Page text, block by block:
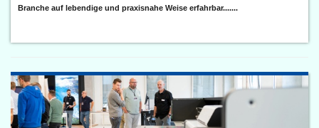
Branche auf lebendige und praxisnahe Weise erfahrbar.......